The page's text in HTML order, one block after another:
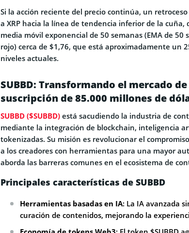
Si la acción reciente del precio continúa, un
a XRP hacia la línea de tendencia inferior de la cuña,
media móvil exponencial de 50 semanas (EMA de 50
rojo) cerca de $1,76, que está aproximadamente un
niveles actuales.
SUBBD: Transformando el mercado
suscripción de 85.000 millones de
SUBBD ($SUBBD) está sacudiendo la industria de
mediante la integración de blockchain, inteligencia
tokenizadas. Su misión es revolucionar el
a los creadores con herramientas para una mayor
aborda las barreras comunes en el ecosistema de
Principales características de SUBBD
Herramientas basadas en IA: La IA avanzada
curación de contenidos, mejorando la